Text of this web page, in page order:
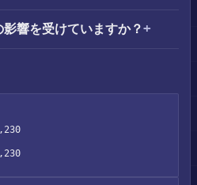
響を受けていますか？